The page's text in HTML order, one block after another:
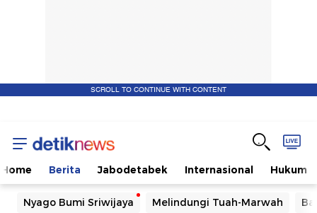
SCROLL TO CONTINUE WITH CONTENT
Home Berita Jabodetabek Internasional Hukum
Nyago Bumi Sriwijaya Melindungi Tuah-Marwah